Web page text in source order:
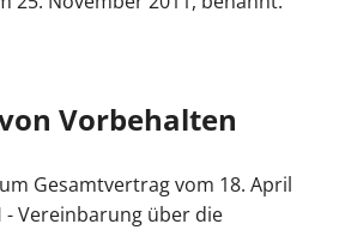
Vorbehalten
Gesamtvertrag vom 18. April
- Vereinbarung über die